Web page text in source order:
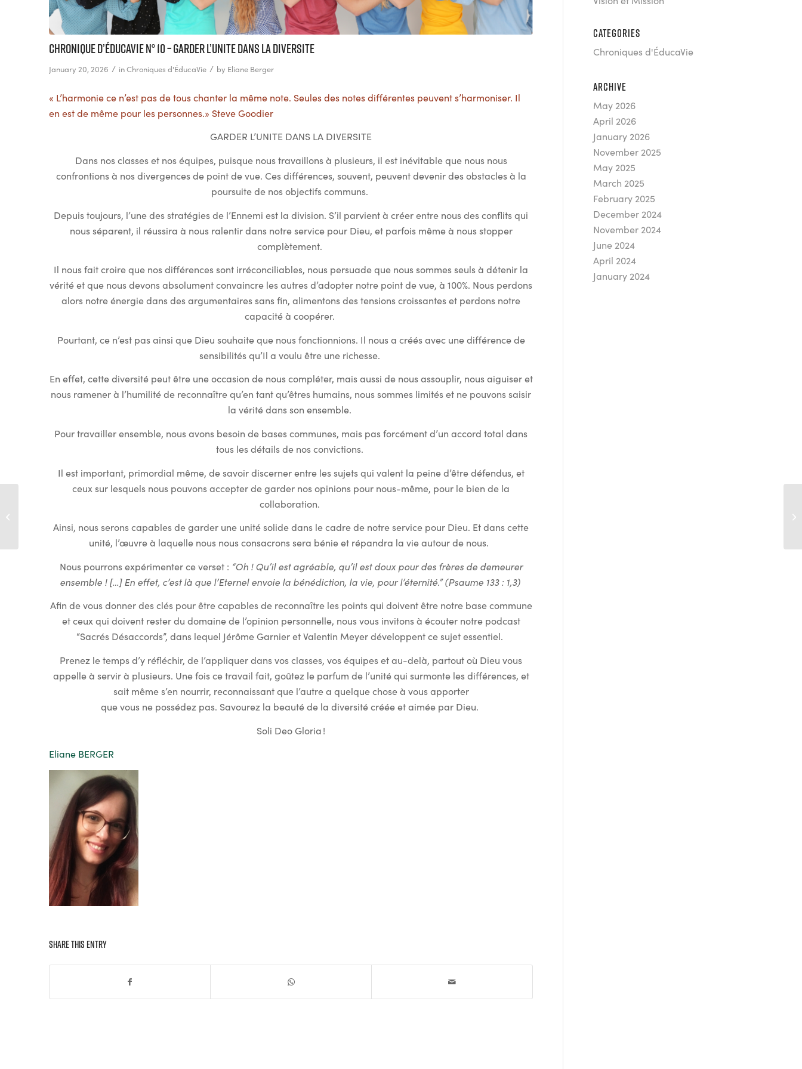
Chronique d’ÉducaVie n° 10 – GARDER L’UNITE DANS LA DIVERSITE
January 20, 2026 / inChroniques d'ÉducaVie / by Eliane Berger
« L’harmonie ce n’est pas de tous chanter la même note. Seules des notes différentes peuvent s’harmoniser. Il
en est de même pour les personnes.» Steve Goodier
GARDER L’UNITE DANS LA DIVERSITE
Dans nos classes et nos équipes, puisque nous travaillons à plusieurs, il est inévitable que nous nous
confrontions à nos divergences de point de vue. Ces différences, souvent, peuvent devenir des obstacles à la
poursuite de nos objectifs communs.
Depuis toujours, l’une des stratégies de l’Ennemi est la division. S’il parvient à créer entre nous des conflits qui
nous séparent, il réussira à nous ralentir dans notre service pour Dieu, et parfois même à nous stopper
complètement.
Il nous fait croire que nos différences sont irréconciliables, nous persuade que nous sommes seuls à détenir la
vérité et que nous devons absolument convaincre les autres d’adopter notre point de vue, à 100%. Nous perdons
alors notre énergie dans des argumentaires sans fin, alimentons des tensions croissantes et perdons notre
capacité à coopérer.
Pourtant, ce n’est pas ainsi que Dieu souhaite que nous fonctionnions. Il nous a créés avec une différence de
sensibilités qu’Il a voulu être une richesse.
En effet, cette diversité peut être une occasion de nous compléter, mais aussi de nous assouplir, nous aiguiser et
nous ramener à l’humilité de reconnaître qu’en tant qu’êtres humains, nous sommes limités et ne pouvons saisir
la vérité dans son ensemble.
Pour travailler ensemble, nous avons besoin de bases communes, mais pas forcément d’un accord total dans
tous les détails de nos convictions.
Il est important, primordial même, de savoir discerner entre les sujets qui valent la peine d’être défendus, et
ceux sur lesquels nous pouvons accepter de garder nos opinions pour nous-même, pour le bien de la
collaboration.
Ainsi, nous serons capables de garder une unité solide dans le cadre de notre service pour Dieu. Et dans cette
unité, l’œuvre à laquelle nous nous consacrons sera bénie et répandra la vie autour de nous.
Nous pourrons expérimenter ce verset : “Oh ! Qu’il est agréable, qu’il est doux pour des frères de demeurer
ensemble ! […] En effet, c’est là que l’Eternel envoie la bénédiction, la vie, pour l’éternité.” (Psaume 133 : 1,3)
Afin de vous donner des clés pour être capables de reconnaître les points qui doivent être notre base commune
et ceux qui doivent rester du domaine de l’opinion personnelle, nous vous invitons à écouter notre podcast
“Sacrés Désaccords”, dans lequel Jérôme Garnier et Valentin Meyer développent ce sujet essentiel.
Prenez le temps d’y réfléchir, de l’appliquer dans vos classes, vos équipes et au-delà, partout où Dieu vous
appelle à servir à plusieurs. Une fois ce travail fait, goûtez le parfum de l’unité qui surmonte les différences, et
sait même s’en nourrir, reconnaissant que l’autre a quelque chose à vous apporter
que vous ne possédez pas. Savourez la beauté de la diversité créée et aimée par Dieu.
Soli Deo Gloria !
Eliane BERGER
Share this entry
CATEGORIES
Chroniques d'ÉducaVie
ARCHIVE
May 2026
April 2026
January 2026
November 2025
May 2025
March 2025
February 2025
December 2024
November 2024
June 2024
April 2024
January 2024
A TRAVERS LE PRISME...